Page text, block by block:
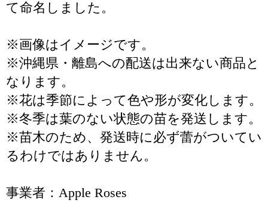
て命名しました。
※画像はイメージです。
※沖縄県・離島への配送は出来ない商品と
なります。
※花は季節によって色や形が変化します。
※冬季は葉のない状態の苗を発送します。
※苗木のため、発送時に必ず蕾がついてい
るわけではありません。
事業者：Apple Roses